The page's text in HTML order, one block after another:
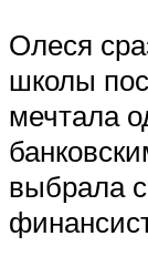
Олеся
школы
мечтала
выбрала